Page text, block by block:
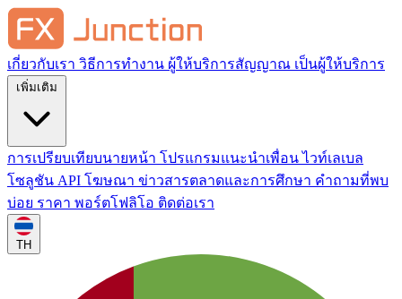
เกี่ยวกับเรา วิธีการทำงาน ผู้ให้บริการสัญญาณ เป็นผู้ให้บริการ
การเปรียบเทียบนายหน้า โปรแกรมแนะนำเพื่อนไวท์เลเบล
โซลูชัน API โฆษณา ข่าวสารตลาดและการศึกษา คำถามที่พบ
บ่อย ราคา พอร์ตโฟลิโอ ติดต่อเรา
TH